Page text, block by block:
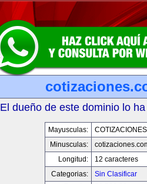
El dueño de este dominio lo
Mayusculas:
Minusculas:
Longitud:
12 caracteres
Categorias:
Sin Clasificar